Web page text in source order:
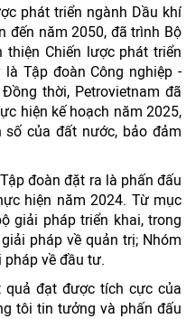
phát triển ngành Dầu khí
đến năm 2050, đã trình Bộ
thiện Chiến lược phát triển
Tập đoàn Công nghiệp -
thời, Petrovietnam đã
hiện kế hoạch năm 2025,
của đất nước, bảo đảm
đoàn đặt ra là phấn đấu
hiện năm 2024. Từ mục
giải pháp triển khai, trong
pháp về quản trị; Nhóm
về đầu tư.
quả đạt được tích cực của
tôi tin tưởng và phấn đấu